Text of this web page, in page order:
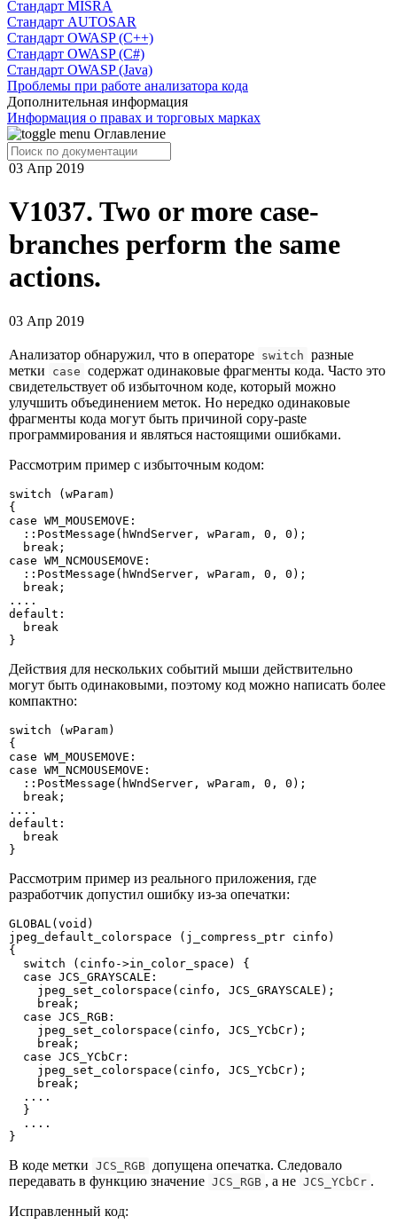
Cтандарт MISRA
Стандарт AUTOSAR
Стандарт OWASP (C++)
Стандарт OWASP (C#)
Стандарт OWASP (Java)
Проблемы при работе анализатора кода
Дополнительная информация
Информация о правах и торговых марках
Оглавление
03 Апр 2019
V1037. Two or more case-
branches perform the same
actions.
03 Апр 2019
Анализатор обнаружил, что в операторе switch разные
метки
case содержат одинаковые фрагменты кода. Часто это
свидетельствует об избыточном коде, который можно
улучшить объединением меток. Но нередко одинаковые
фрагменты кода могут быть причиной copy-paste
программирования и являться настоящими ошибками.
Рассмотрим пример с избыточным кодом:
switch (wParam)
{
case WM_MOUSEMOVE:
  ::PostMessage(hWndServer, wParam, 0, 0);
  break;
case WM_NCMOUSEMOVE:
  ::PostMessage(hWndServer, wParam, 0, 0);
  break;
....
default:
  break
}
Действия для нескольких событий мыши действительно
могут быть одинаковыми, поэтому код можно написать более
компактно:
switch (wParam)
{
case WM_MOUSEMOVE:
case WM_NCMOUSEMOVE:
  ::PostMessage(hWndServer, wParam, 0, 0);
  break;
....
default:
  break
}
Рассмотрим пример из реального приложения, где
разработчик допустил ошибку из-за опечатки:
GLOBAL(void)
jpeg_default_colorspace (j_compress_ptr cinfo)
{
  switch (cinfo->in_color_space) {
  case JCS_GRAYSCALE:
    jpeg_set_colorspace(cinfo, JCS_GRAYSCALE);
    break;
  case JCS_RGB:
    jpeg_set_colorspace(cinfo, JCS_YCbCr);
    break;
  case JCS_YCbCr:
    jpeg_set_colorspace(cinfo, JCS_YCbCr);
    break;
  ....
  }
  ....
}
В коде метки JCS_RGB допущена опечатка. Следовало
передавать в функцию значение JCS_RGB , а не JCS_YCbCr .
Исправленный код: